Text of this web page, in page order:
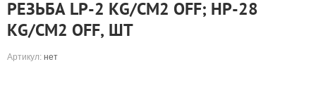
РЕЗЬБА LP-2 KG/CM2 OFF; HP-28
KG/CM2 OFF, ШТ
Артикул: нет